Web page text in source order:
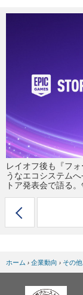
イベント/セミナー
レイオフ後も『フ
うなエコシステム
トア発表会で語る
ホーム › 企業動向 › その他